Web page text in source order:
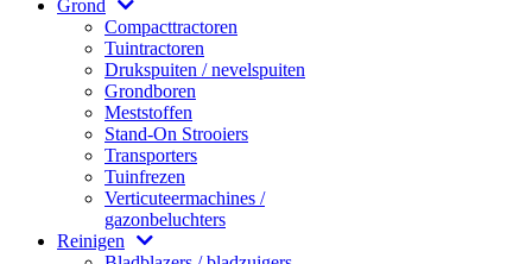
Grond
Compacttractoren
Tuintractoren
Drukspuiten / nevelspuiten
Grondboren
Meststoffen
Stand-On Strooiers
Transporters
Tuinfrezen
Verticuteermachines /
gazonbeluchters
Reinigen